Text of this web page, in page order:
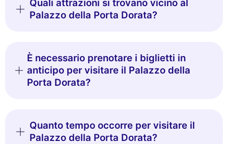
Quali attrazioni si trovano vicino al
Palazzo della Porta Dorata?
È necessario prenotare i biglietti in
anticipo per visitare il Palazzo della
Porta Dorata?
Quanto tempo occorre per visitare il
Palazzo della Porta Dorata?